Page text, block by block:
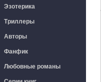
Эзотерика
Триллеры
Авторы
Фанфик
Любовные романы